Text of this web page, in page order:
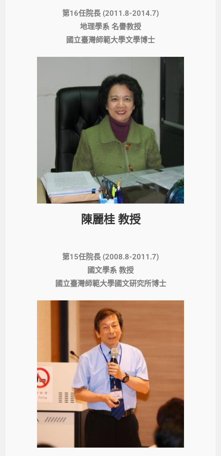
第16任院長 (2011.8-2014.7)
地理學系 名譽教授
國立臺灣師範大學文學博士​
陳麗桂 教授
第15任院長 (2008.8-2011.7)
國文學系 教授
國立臺灣師範大學國文研究所博士​